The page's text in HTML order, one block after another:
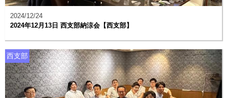
2024/12/24
2024年12月13日 西支部納涼会【西支部】
西支部